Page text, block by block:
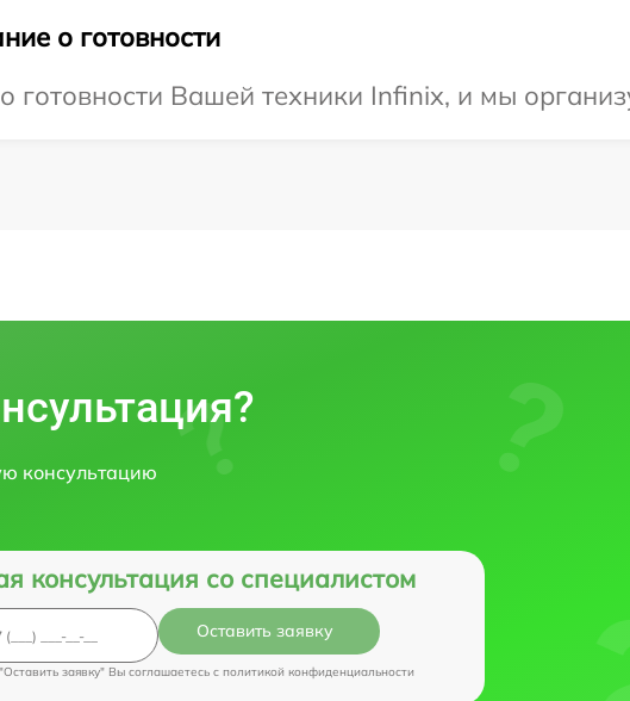
о готовности
Вашей техники Infinix, и мы
консультацию
консультация со специалистом
Оставить заявку
заявку" Вы соглашаетесь c политикой конфиденциальности